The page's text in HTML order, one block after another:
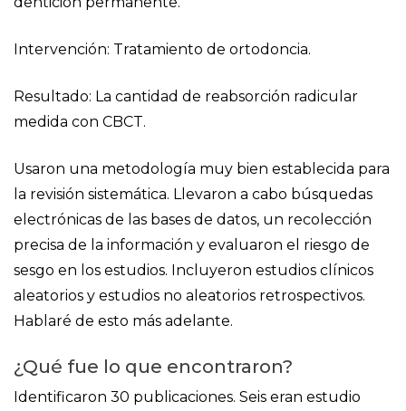
Intervención: Tratamiento de ortodoncia.
Resultado: La cantidad de reabsorción radicular
medida con CBCT.
Usaron una metodología muy bien establecida para
la revisión sistemática. Llevaron a cabo búsquedas
electrónicas de las bases de datos, un recolección
precisa de la información y evaluaron el riesgo de
sesgo en los estudios. Incluyeron estudios clínicos
aleatorios y estudios no aleatorios retrospectivos.
Hablaré de esto más adelante.
¿Qué fue lo que encontraron?
Identificaron 30 publicaciones. Seis eran estudio